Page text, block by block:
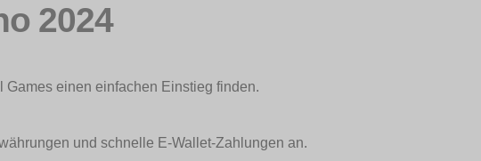
2024
einen einfachen Einstieg finden.
und schnelle E-Wallet-Zahlungen an.